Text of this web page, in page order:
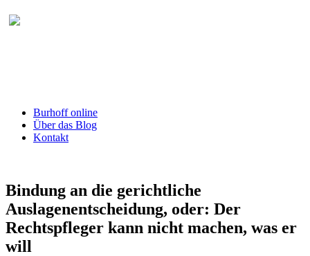
Burhoff online
Über das Blog
Kontakt
Bindung an die gerichtliche
Auslagenentscheidung, oder: Der
Rechtspfleger kann nicht machen, was er
will